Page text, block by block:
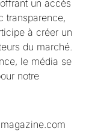
un accès
transparence,
à créer un
du marché.
le média se
notre